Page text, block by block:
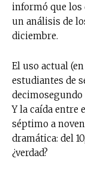
informó que los
un análisis de
diciembre.
El uso actual
estudiantes de
decimosegundo
Y la caída entre
séptimo a
dramática: del
¿verdad?